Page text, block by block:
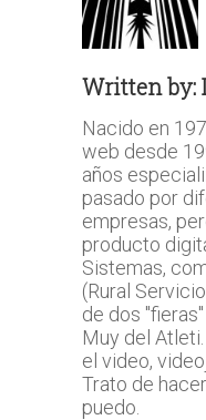
Written by:
Nacido en
web desde
años
pasado por
empresas,
producto
Sistemas,
(Rural
de dos
Muy del
el video,
Trato de
puedo.